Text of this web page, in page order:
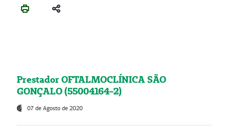
Prestador OFTALMOCLÍNICA SÃO
GONÇALO (55004164-2)
07 de Agosto de 2020